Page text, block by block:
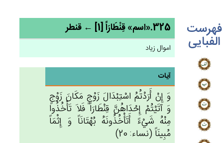
فهرست
الفبایی
325.«اسم» قِنْطَارَاً [1] ← قنطر
اموال زیاد
آیات
وَ إِن‌ْ أَرَدْتُم‌ُ اسْتِبْدَال‌َ زَوْج‌ٍ مَكَان‌َ زَوْج‌ٍ
وَ آتَيْتُم‌ْ إِحْدَاهُن‌َّ قِنْطَارَاً فَلاَ تَأْخُذُوا
مِنْه‌ُ شَيْءً أَتَأْخُذُونَه‌ُ بُهْتَانَاً وَ إِثْمَاً
مُبِينَاً (نساء: 20)